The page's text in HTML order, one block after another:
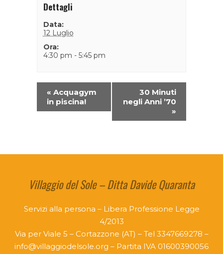
Dettagli
Data:
12 Luglio
Ora:
4:30 pm - 5:45 pm
« Acquagym
in piscina!
30 Minuti
negli Anni ’70
»
Villaggio del Sole – Ditta Davide Quaranta
Servizi alla persona – Libera Professione Legge
4/2013
Via per Viale 5 – Cortazzone (AT) – Tel 3347669278 –
info@villaggiodelsole.org – Partita IVA 01600390056